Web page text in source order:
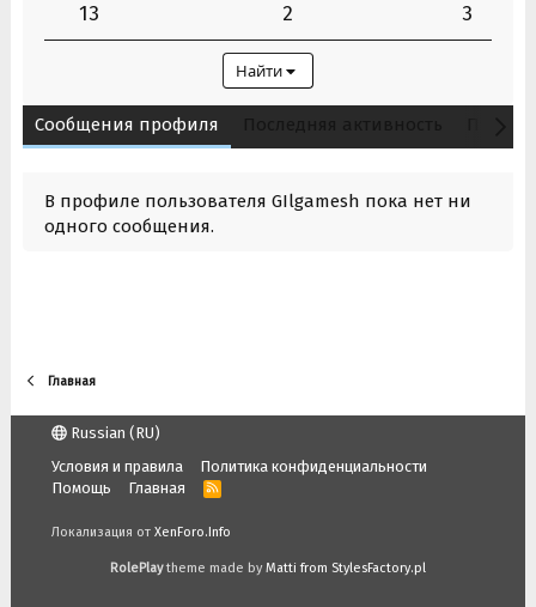
13 2 3
Найти
Сообщения профиля
В профиле пользователя GIlgamesh пока нет ни
одного сообщения.
Главная
Russian (RU)
Условия и правила
Политика конфиденциальности
Помощь
Главная
R
S
Локализация от XenForo.Info
RolePlaytheme made by Matti from StylesFactory.pl